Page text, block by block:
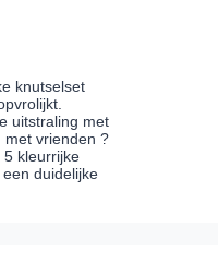
knutselset
uitstraling met
met vrienden ?
kleurrijke
duidelijke